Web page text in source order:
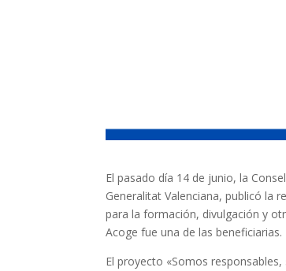
El pasado día 14 de junio, la
Generalitat Valenciana, publicó la
para la formación, divulgación y
Acoge fue una de las beneficiarias.
El proyecto «Somos